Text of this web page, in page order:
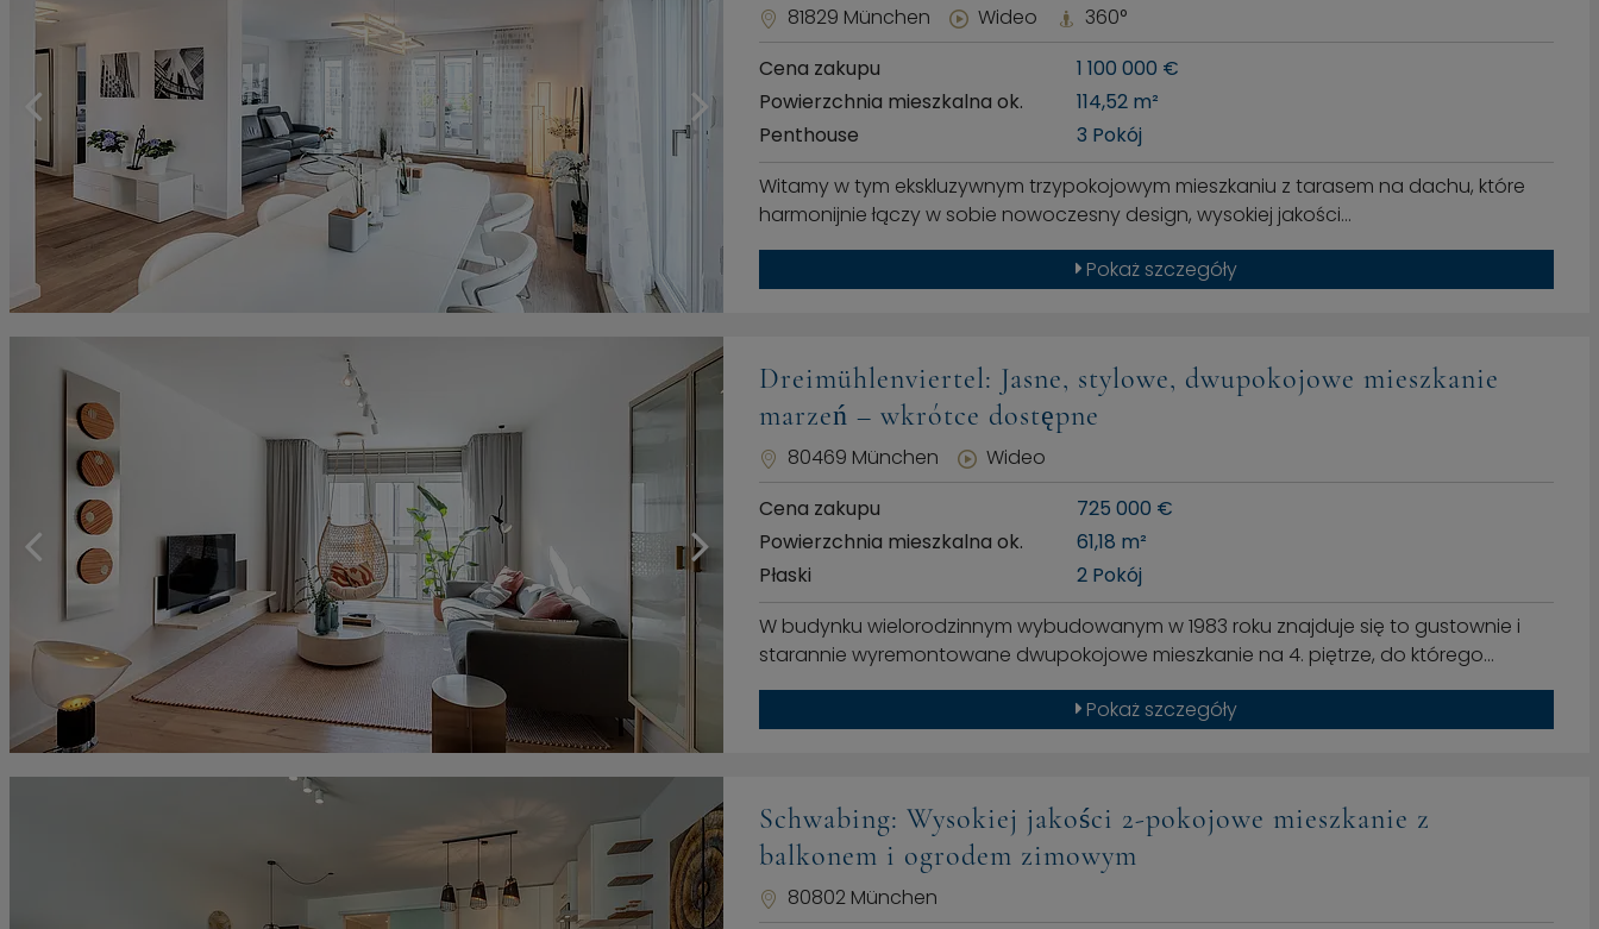
81829 München Wideo
360°
Cena zakupu
1 100 000 €
Powierzchnia mieszkalna ok.
114,52 m²
Penthouse
3 Pokój
Witamy w tym ekskluzywnym trzypokojowym mieszkaniu z tarasem na dachu, które
harmonijnie łączy w sobie nowoczesny design, wysokiej jakości…
Pokaż szczegóły
Dreimühlenviertel: Jasne, stylowe, dwupokojowe mieszkanie
marzeń – wkrótce dostępne
80469 München
Wideo
Cena zakupu
725 000 €
Powierzchnia mieszkalna ok.
61,18 m²
Płaski
2 Pokój
W budynku wielorodzinnym wybudowanym w 1983 roku znajduje się to gustownie i
starannie wyremontowane dwupokojowe mieszkanie na 4. piętrze, do którego…
Pokaż szczegóły
Schwabing: Wysokiej jakości 2-pokojowe mieszkanie z
balkonem i ogrodem zimowym
80802 München